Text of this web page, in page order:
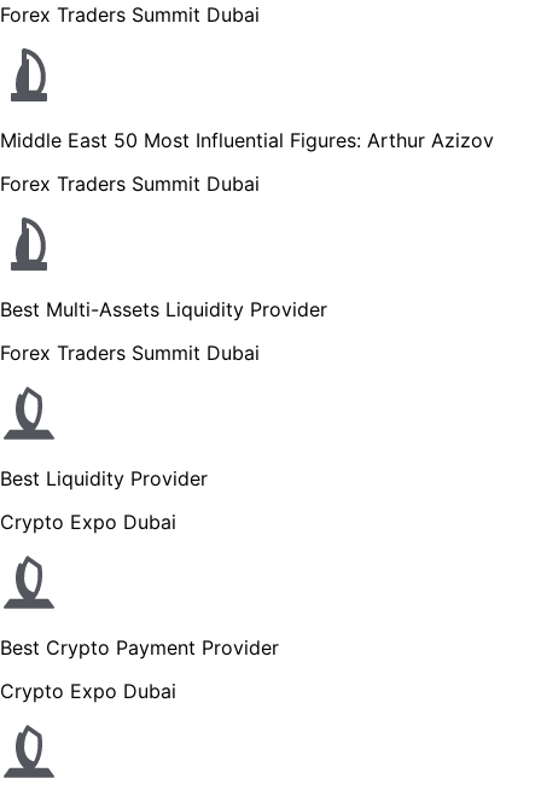
Forex Traders Summit Dubai
Middle East 50 Most Influential Figures: Arthur Azizov
Forex Traders Summit Dubai
Best Multi-Assets Liquidity Provider
Forex Traders Summit Dubai
Best Liquidity Provider
Crypto Expo Dubai
Best Crypto Payment Provider
Crypto Expo Dubai